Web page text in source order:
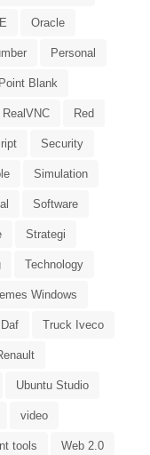
Oracle
Personal
Point Blank
RealVNC Red
Security
Simulation
Software
Strategi
Technology
Windows
Truck Iveco
Ubuntu Studio
video
tools Web 2.0